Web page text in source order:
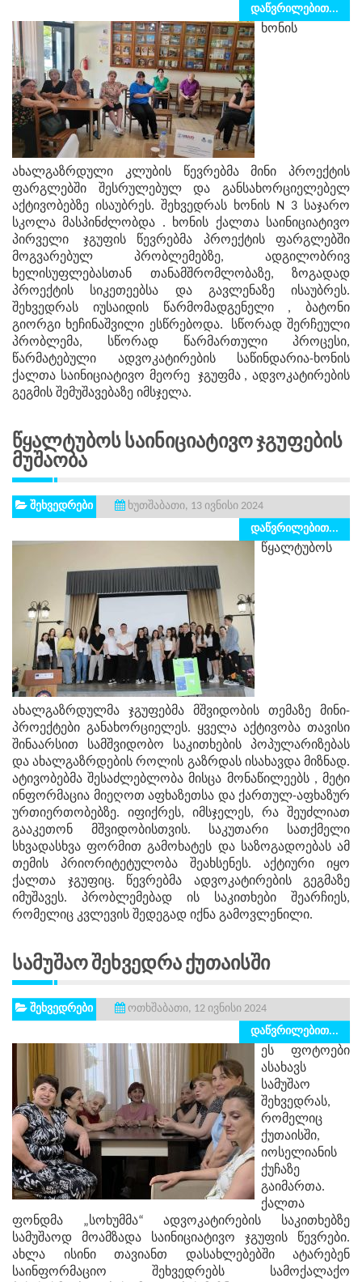
დაწვრილებით...
ხონის
ახალგაზრდული კლუბის წევრებმა მინი პროექტის
ფარგლებში შესრულებულ და განსახორციელებელ
აქტივობებზე ისაუბრეს. შეხვედრას ხონის N 3 საჯარო
სკოლა მასპინძლობდა . ხონის ქალთა საინიციატივო
პირველი ჯგუფის წევრებმა პროექტის ფარგლებში
მოგვარებულ პრობლემებზე, ადგილობრივ
ხელისუფლებასთან თანამშრომლობაზე, ზოგადად
პროექტის სიკეთეებსა და გავლენაზე ისაუბრეს.
შეხვედრას იუსაიდის წარმომადგენელი , ბატონი
გიორგი ხეჩინაშვილი ესწრებოდა. სწორად შერჩეული
პრობლემა, სწორად წარმართული პროცესი,
წარმატებული ადვოკატირების საწინდარია-ხონის
ქალთა საინიციატივო მეორე ჯგუფმა , ადვოკატირების
გეგმის შემუშავებაზე იმსჯელა.
Წყალტუბოს Საინიციატივო Ჯგუფების
Მუშაობა
შეხვედრები
ხუთშაბათი, 13 ივნისი 2024
დაწვრილებით...
წყალტუბოს
ახალგაზრდულმა ჯგუფებმა მშვიდობის თემაზე მინი-
პროექტები განახორციელეს. ყველა აქტივობა თავისი
შინაარსით სამშვიდობო საკითხების პოპულარიზებას
და ახალგაზრდების როლის გაზრდას ისახავდა მიზნად.
ატივობებმა შესაძლებლობა მისცა მონაწილეებს , მეტი
ინფორმაცია მიეღოთ აფხაზეთსა და ქართულ-აფხაზურ
ურთიერთობებზე. იფიქრეს, იმსჯელეს, რა შეუძლიათ
გააკეთონ მშვიდობისთვის. საკუთარი სათქმელი
სხვადასხვა ფორმით გამოხატეს და საზოგადოებას ამ
თემის პრიორიტეტულობა შეახსენეს. აქტიური იყო
ქალთა ჯგუფიც. წევრებმა ადვოკატირების გეგმაზე
იმუშავეს. პრობლემებად ის საკითხები შეარჩიეს,
რომელიც კვლევის შედეგად იქნა გამოვლენილი.
Სამუშაო Შეხვედრა Ქუთაისში
შეხვედრები
ოთხშაბათი, 12 ივნისი 2024
დაწვრილებით...
ეს ფოტოები
ასახავს
სამუშაო
შეხვედრას,
რომელიც
ქუთაისში,
იოსელიანის
ქუჩაზე
გაიმართა.
ქალთა
ფონდმა „სოხუმმა“ ადვოკატირების საკითხებზე
სამუშაოდ მოამზადა საინიციატივო ჯგუფის წევრები.
ახლა ისინი თავიანთ დასახლებებში ატარებენ
საინფორმაციო შეხვედრებს სამოქალაქო